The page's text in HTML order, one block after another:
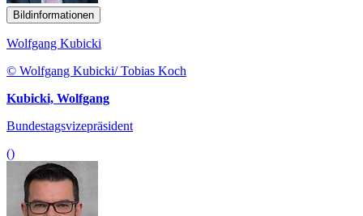
Bildinformationen
Wolfgang Kubicki
© Wolfgang Kubicki/ Tobias Koch
Kubicki, Wolfgang
Bundestagsvizepräsident
()